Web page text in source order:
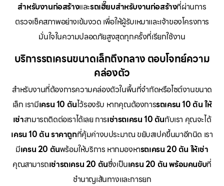
สำหรับงานก่อสร้างและรถเฮี๊ยบสำหรับงานก่อสร้างที่ผ่านการ
ตรวจเช็คสภาพอย่างเข้มงวด เพื่อให้ผู้รับเหมาและเจ้าของโครงการ
มั่นใจในความปลอดภัยสูงสุดทุกครั้งที่เรียกใช้งาน
บริการรถเครนขนาดเล็กถึงกลาง ตอบโจทย์ความ
คล่องตัว
สำหรับงานที่ต้องการความคล่องตัวในพื้นที่จำกัดหรือไซต์งานขนาด
เล็ก เรามีเครน 10 ตันไว้รองรับ หากคุณต้องการรถเครน 10 ตัน ให้
เช่าสามารถติดต่อเราได้เลย การเช่ารถเครน 10 ตันกับเรา คุณจะได้
เครน 10 ตัน ราคาถูกที่คุ้มค่างบประมาณ ขยับสเปคขึ้นมาอีกนิด เรา
มีเครน 20 ตันพร้อมให้บริการ หากมองหารถเครน 20 ตัน ให้เช่า
คุณสามารถเช่ารถเครน 20 ตันซึ่งเป็นเครน 20 ตัน พร้อมคนขับที่
ชำนาญเส้นทางและการยก